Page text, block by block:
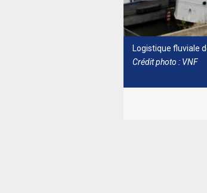
Logistique fluviale
Crédit photo : VNF